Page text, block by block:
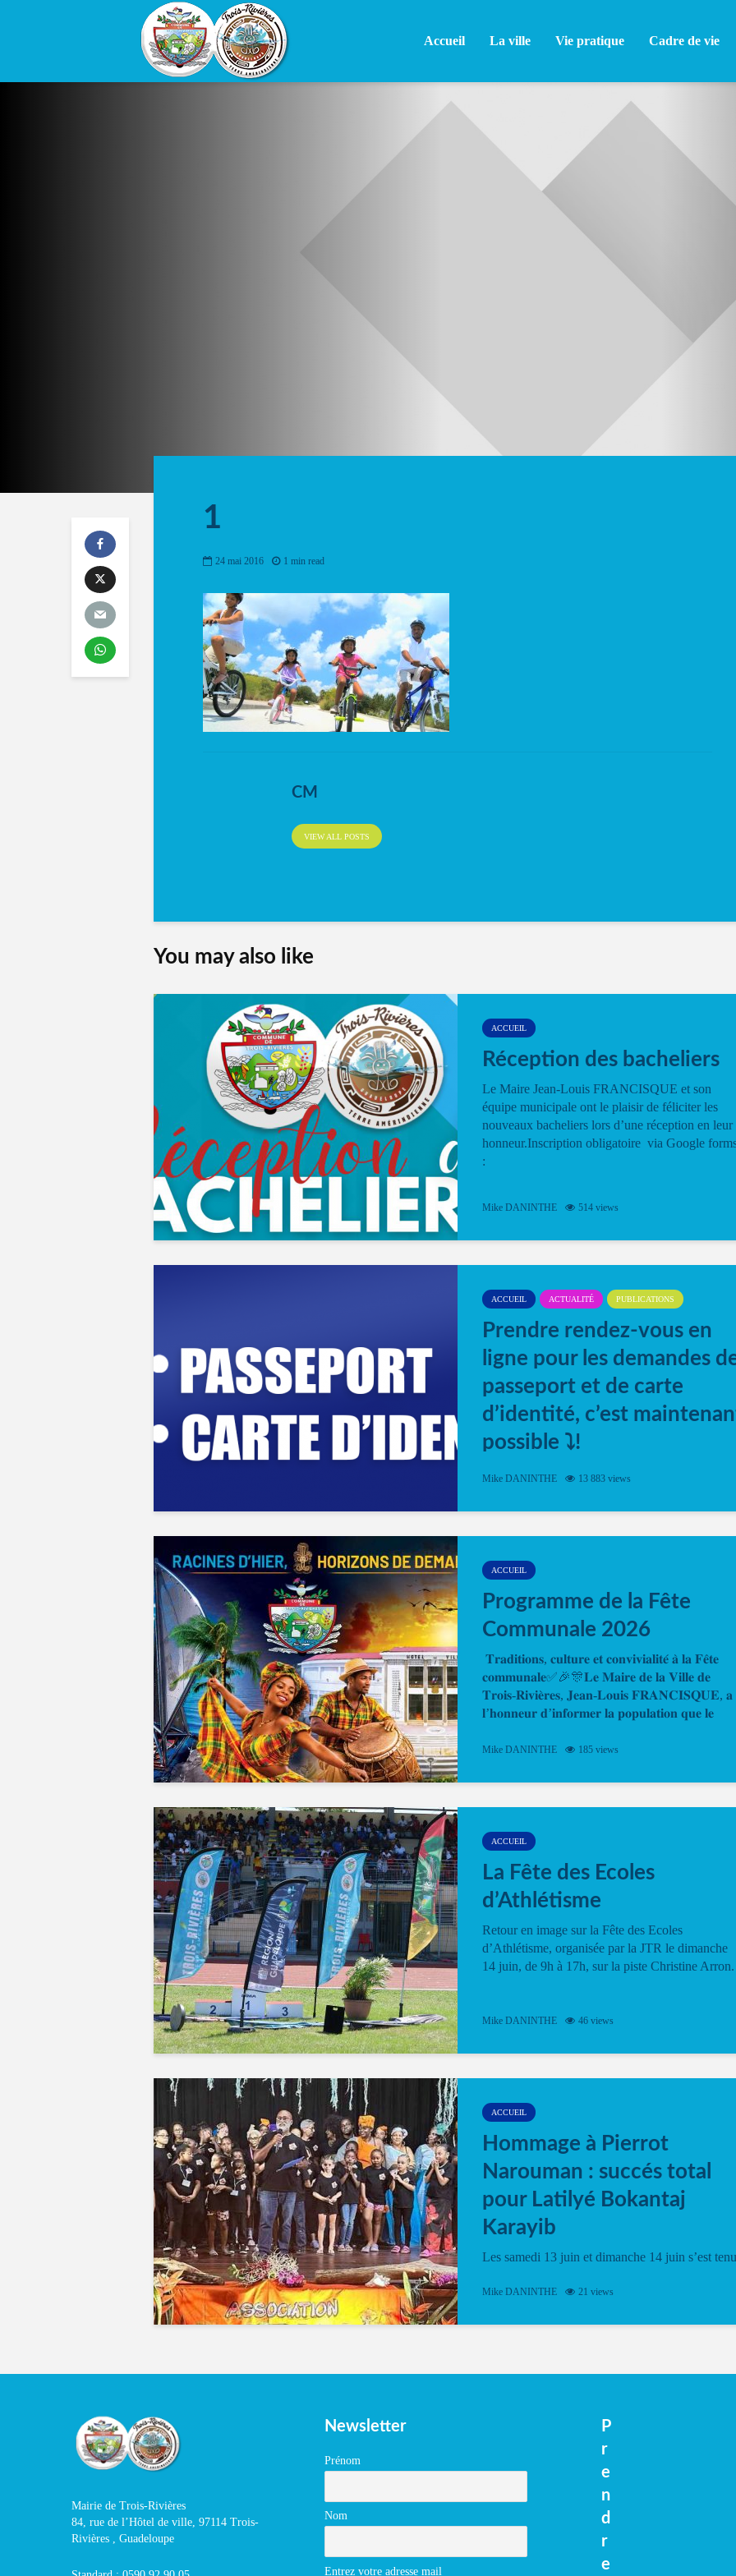
Accueil La ville Vie pratique Cadre de vie
1
24 mai 2016 1 min read
CM
VIEW ALL POSTS
You may also like
ACCUEIL
Réception des bacheliers
Le Maire Jean-Louis FRANCISQUE et son
équipe municipale ont le plaisir de féliciter les
nouveaux bacheliers lors d’une réception en leur
honneur.Inscription obligatoire via Google
:
Mike DANINTHE 514 views
ACCUEIL ACTUALITÉ PUBLICATIONS
Prendre rendez-vous en
ligne pour les demandes
passeport et de carte
d’identité, c’est
possible ⤵️!
Désormais, il est possible de prendre rendez-
Mike DANINTHE 13 883 views
ACCUEIL
Programme de la Fête
Communale 2026
𝐓𝐫𝐚𝐝𝐢𝐭𝐢𝐨𝐧𝐬, 𝐜𝐮𝐥𝐭𝐮𝐫𝐞 𝐞𝐭 𝐜𝐨𝐧𝐯𝐢𝐯𝐢𝐚𝐥𝐢𝐭𝐞́ 𝐚̀ 𝐥𝐚 𝐅𝐞̂𝐭𝐞
𝐜𝐨𝐦𝐦𝐮𝐧𝐚𝐥𝐞✅🎉🎊𝐋𝐞 𝐌𝐚𝐢𝐫𝐞 𝐝𝐞 𝐥𝐚 𝐕𝐢𝐥𝐥𝐞 𝐝𝐞
𝐓𝐫𝐨𝐢𝐬-𝐑𝐢𝐯𝐢𝐞̀𝐫𝐞𝐬, 𝐉𝐞𝐚𝐧-𝐋𝐨𝐮𝐢𝐬 𝐅𝐑𝐀𝐍𝐂𝐈𝐒𝐐𝐔𝐄, 𝐚
𝐥’𝐡𝐨𝐧𝐧𝐞𝐮𝐫 𝐝’𝐢𝐧𝐟𝐨𝐫𝐦𝐞𝐫 𝐥𝐚 𝐩𝐨𝐩𝐮𝐥𝐚𝐭𝐢𝐨𝐧 𝐪𝐮𝐞 𝐥𝐞
Mike DANINTHE 185 views
ACCUEIL
La Fête des Ecoles
d’Athlétisme
Retour en image sur la Fête des Ecoles
d’Athlétisme, organisée par la JTR le dimanche
14 juin, de 9h à 17h, sur la piste Christine Arron.
Mike DANINTHE 46 views
ACCUEIL
Hommage à Pierrot
Narouman : succés total
pour Latilyé Bokantaj
Karayib
Les samedi 13 juin et dimanche 14 juin s’est tenu
vibrant à Pierrot Narouman, organisé par
spectacle de fin d’année, présenté à la salle...
Mike DANINTHE 21 views
Mairie de Trois-Rivières
84, rue de l’Hôtel de ville, 97114 Trois-
Rivières , Guadeloupe
Newsletter
Prénom
Nom
Entrez votre adresse mail
P
r
e
n
d
r
e